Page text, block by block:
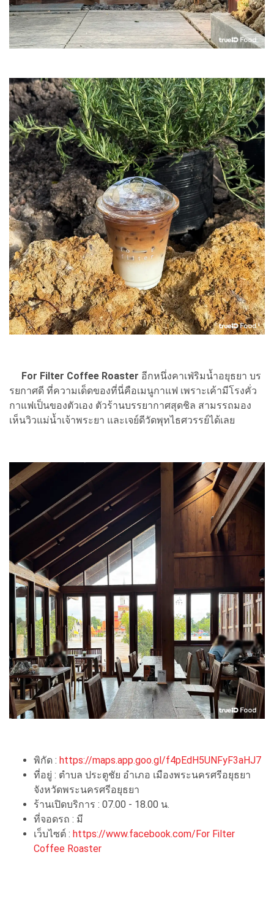
For Filter Coffee Roaster อีกหนึ่งคาเฟ่ริมน้ำอยุธยา บร
รยกาศดี ที่ความเด็ดของที่นี่คือเมนูกาแฟ เพราะเค้ามีโรงคั่ว
กาแฟเป็นของตัวเอง ตัวร้านบรรยากาศสุดชิล สามรรถมอง
เห็นวิวแม่น้ำเจ้าพระยา และเจย์ดีวัดพุทไธศวรรย์ได้เลย
พิกัด : https://maps.app.goo.gl/f4pEdH5UNFyF3aHJ7
ที่อยู่ : ตำบล ประตูชัย อำเภอ เมืองพระนครศรีอยุธยา
จังหวัดพระนครศรีอยุธยา
ร้านเปิดบริการ : 07.00 - 18.00 น.
ที่จอดรถ : มี
เว็บไซต์ : https://www.facebook.com/For Filter
Coffee Roaster